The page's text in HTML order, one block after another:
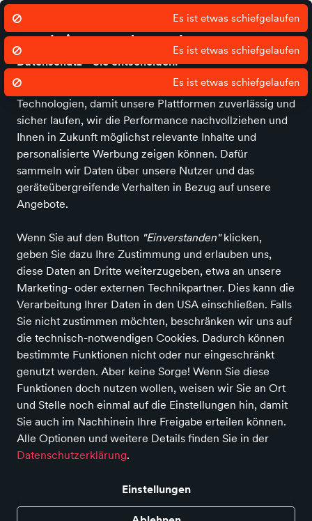
Wir nutzen Cookies um unsere Dienste
zu erbringen und zu verbessern.
Datenschutz - Sie entscheiden!
avendu und unsere Partner nutzen Cookies und andere
Technologien, damit unsere Plattformen zuverlässig und
sicher laufen, wir die Performance nachvollziehen und
Ihnen in Zukunft möglichst relevante Inhalte und
personalisierte Werbung zeigen können. Dafür
sammeln wir Daten über unsere Nutzer und das
geräteübergreifende Verhalten in Bezug auf unsere
Angebote.
Wenn Sie auf den Button "Einverstanden"klicken,
geben Sie dazu Ihre Zustimmung und erlauben uns,
diese Daten an Dritte weiterzugeben, etwa an unsere
Marketing- oder externen Technikpartner. Dies kann die
Verarbeitung Ihrer Daten in den USA einschließen. Falls
Sie nicht zustimmen möchten, beschränken wir uns auf
die technisch-notwendigen Cookies. Dadurch können
bestimmte Funktionen nicht oder nur eingeschränkt
genutzt werden. Aber keine Sorge! Wenn Sie diese
Funktionen doch nutzen wollen, weisen wir Sie an Ort
und Stelle noch einmal auf die Einstellungen hin, damit
Sie auch im Nachhinein Ihre Freigabe erteilen können.
Alle Optionen und weitere Details finden Sie in der
Datenschutzerklärung.
Einstellungen
Startseite Über uns Filialen News Services Damen Herren
Sneaker
Preis
64,90 € inkl. MwSt., VersandGRATIS
Statt: 129,90 €−50%
Farbe
Es ist etwas schiefgelaufen
Es ist etwas schiefgelaufen
Es ist etwas schiefgelaufen